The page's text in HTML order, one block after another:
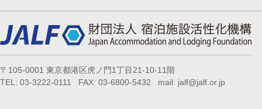
〒105-0001 東京都港区虎ノ門1丁目21-10-11階
TEL: 03-3222-0111 FAX: 03-6800-5432 mail: jalf@jalf.or.jp